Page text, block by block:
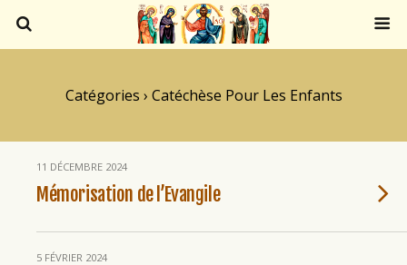
Catégories › Catéchèse Pour Les Enfants
11 DÉCEMBRE 2024
Mémorisation de l’Evangile
5 FÉVRIER 2024